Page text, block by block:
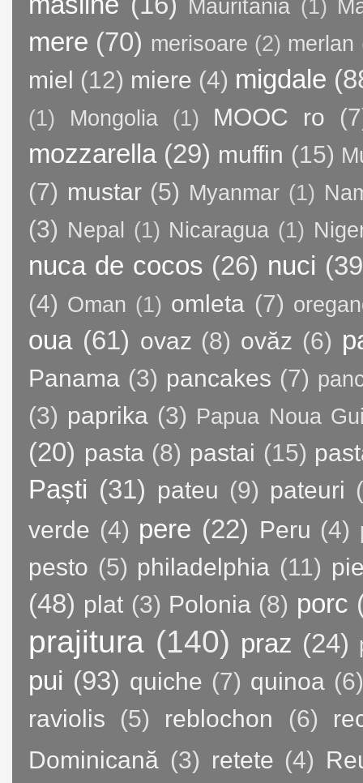
Mauritania (1)
mere (70) merisoare (2) merlan
miel (12) miere (4) migdale
(1) Mongolia (1) MOOC ro
mozzarella (29) muffin (15)
(7) mustar (5) Myanmar (1)
(3) Nepal (1) Nicaragua (1)
nuca de cocos (26) nuci
(4) Oman (1) omleta (7)
oua (61) ovaz (8) ovăz (6)
Panama (3) pancakes (7)
(3) paprika (3) Papua Noua
(20) pasta (8) pastai (15)
Paști (31) pateu (9) pateuri
verde (4) pere (22) Peru (4)
pesto (5) philadelphia (11)
(48) plat (3) Polonia (8) porc
prajitura (140) praz (24)
pui (93) quiche (7) quinoa
raviolis
(5) reblochon (6)
Dominicană (3) retete (4)